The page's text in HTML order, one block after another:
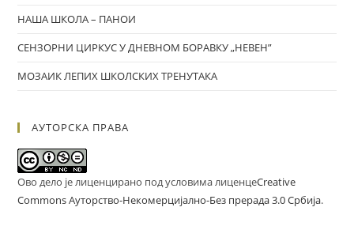
НАША ШКОЛА – ПАНОИ
СЕНЗОРНИ ЦИРКУС У ДНЕВНОМ БОРАВКУ „НЕВЕН”
МОЗАИК ЛЕПИХ ШКОЛСКИХ ТРЕНУТАКА
АУТОРСКА ПРАВА
Ово дело је лиценцирано под условима лиценцеCreative
Commons Ауторство-Некомерцијално-Без прерада 3.0 Србија.